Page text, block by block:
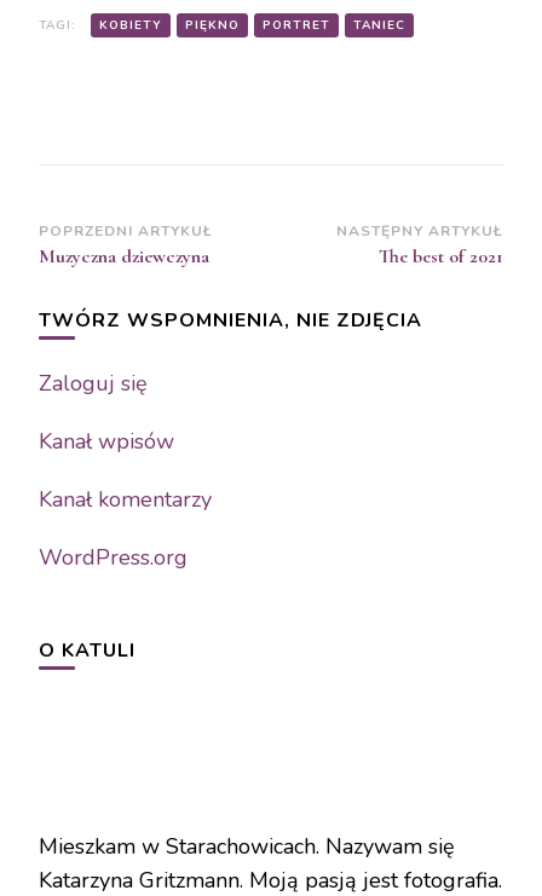
TAGI: KOBIETY PIĘKNO PORTRET TANIEC
POPRZEDNI ARTYKUŁ
Muzyczna dziewczyna
NASTĘPNY ARTYKUŁ
The best of 2021
TWÓRZ WSPOMNIENIA, NIE ZDJĘCIA
Zaloguj się
Kanał wpisów
Kanał komentarzy
WordPress.org
O KATULI
Mieszkam w Starachowicach. Nazywam się
Katarzyna Gritzmann. Moją pasją jest fotografia.